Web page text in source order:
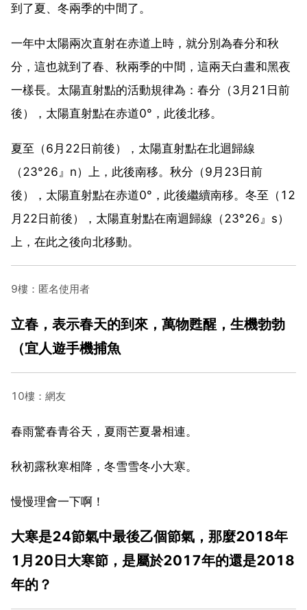
到了夏、冬兩季的中間了。
一年中太陽兩次直射在赤道上時，就分別為春分和秋
分，這也就到了春、秋兩季的中間，這兩天白晝和黑夜
一樣長。太陽直射點的活動規律為：春分（3月21日前
後），太陽直射點在赤道0°，此後北移。
夏至（6月22日前後），太陽直射點在北迴歸線
（23°26』n）上，此後南移。秋分（9月23日前
後），太陽直射點在赤道0°，此後繼續南移。冬至（12
月22日前後），太陽直射點在南迴歸線（23°26』s）
上，在此之後向北移動。
9樓：匿名使用者
立春，表示春天的到來，萬物甦醒，生機勃勃
（宜人遊手機捕魚
10樓：網友
春雨驚春青谷天，夏雨芒夏暑相連。
秋初露秋寒相降，冬雪雪冬小大寒。
慢慢理會一下啊！
大寒是24節氣中最後乙個節氣，那麼2018年
1月20日大寒節，是屬於2017年的還是2018
年的？